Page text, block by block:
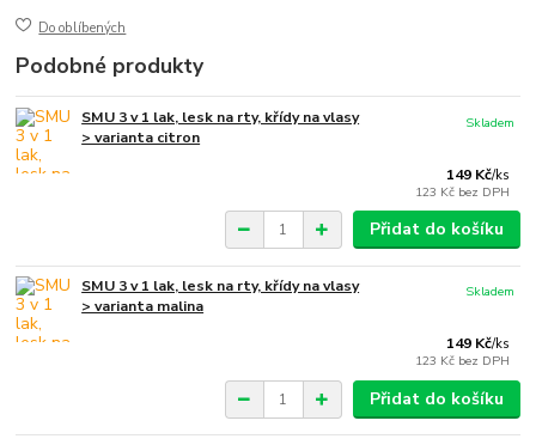
Do oblíbených
Podobné produkty
SMU 3 v 1 lak, lesk na rty, křídy na vlasy
> varianta citron
149 Kč/ks
123 Kč bez DPH
Skladem
Přidat do košíku
SMU 3 v 1 lak, lesk na rty, křídy na vlasy
> varianta malina
149 Kč/ks
123 Kč bez DPH
Skladem
Přidat do košíku